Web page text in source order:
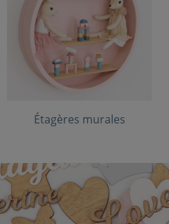
Étagères murales